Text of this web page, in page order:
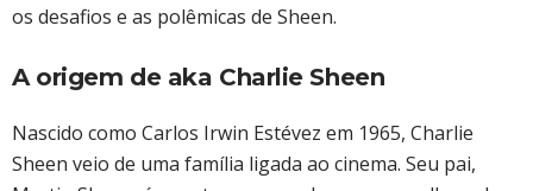
os desafios e as polêmicas de Sheen.
A origem de aka Charlie Sheen
Nascido como Carlos Irwin Estévez em 1965, Charlie
Sheen veio de uma família ligada ao cinema. Seu pai,